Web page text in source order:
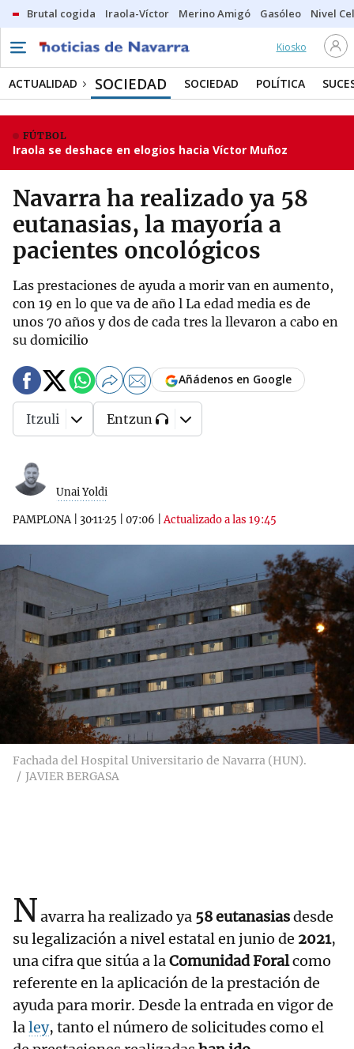
Brutal cogida Iraola-Víctor Merino Amigó Gasóleo Nivel
Kiosko
ACTUALIDAD SOCIEDAD SOCIEDAD POLÍTICA
FÚTBOL
Iraola se deshace en elogios hacia Víctor Muñoz
Navarra ha realizado ya 58
eutanasias, la mayoría a
pacientes oncológicos
Las prestaciones de ayuda a morir van en aumento,
con 19 en lo que va de año l La edad media es de
unos 70 años y dos de cada tres la llevaron a cabo en
su domicilio
Unai Yoldi
PAMPLONA| 30·11·25 07:06 |Actualizado a las 19:45
Añádenos en Google
Itzuli Entzun
Fachada del Hospital Universitario de Navarra (HUN).
JAVIER BERGASA
Navarra ha realizado ya 58 eutanasiasdesde
su legalización a nivel estatal en junio de 2021,
una cifra que sitúa a laComunidad Foralcomo
referente en la aplicación de la prestación de
ayuda para morir. Desde la entrada en vigor de
laley, tanto el número de solicitudes como el